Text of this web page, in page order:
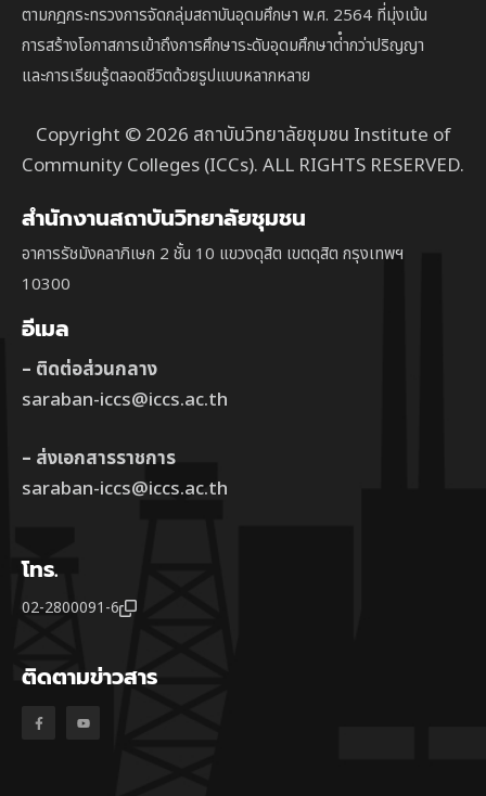
ตามกฎกระทรวงการจัดกลุ่มสถาบันอุดมศึกษา พ.ศ. 2564 ที่มุ่งเน้น
การสร้างโอกาสการเข้าถึงการศึกษาระดับอุดมศึกษาต่ํากว่าปริญญา
และการเรียนรู้ตลอดชีวิตด้วยรูปแบบหลากหลาย
Copyright © 2026 สถาบันวิทยาลัยชุมชน Institute of
Community Colleges (ICCs). ALL RIGHTS RESERVED.
สำนักงานสถาบันวิทยาลัยชุมชน
อาคารรัชมังคลาภิเษก 2 ชั้น 10 แขวงดุสิต เขตดุสิต กรุงเทพฯ
10300
อีเมล
– ติดต่อส่วนกลาง
saraban-iccs@iccs.ac.th
– ส่งเอกสารราชการ
saraban-iccs@iccs.ac.th
โทร.
02-2800091-6
ติดตามข่าวสาร